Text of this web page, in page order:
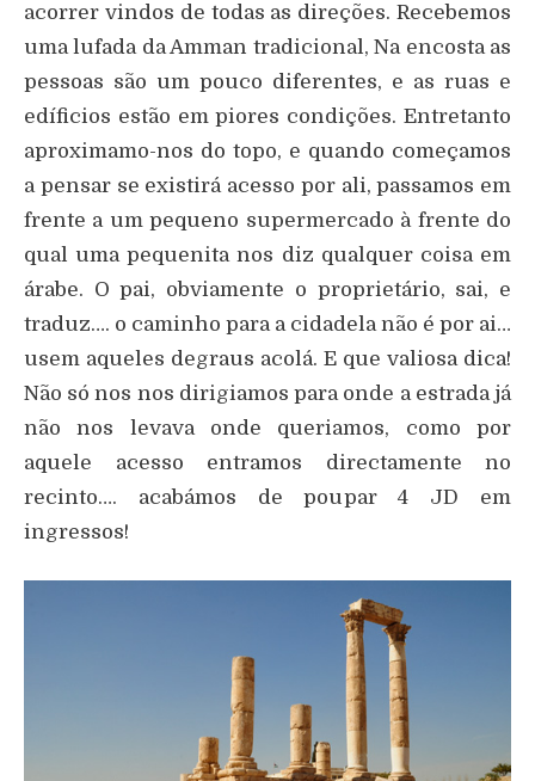
acorrer vindos de todas as direções. Recebemos
uma lufada da Amman tradicional, Na encosta as
pessoas são um pouco diferentes, e as ruas e
edíficios estão em piores condições. Entretanto
aproximamo-nos do topo, e quando começamos
a pensar se existirá acesso por ali, passamos em
frente a um pequeno supermercado à frente do
qual uma pequenita nos diz qualquer coisa em
árabe. O pai, obviamente o proprietário, sai, e
traduz…. o caminho para a cidadela não é por ai…
usem aqueles degraus acolá. E que valiosa dica!
Não só nos nos dirigiamos para onde a estrada já
não nos levava onde queriamos, como por
aquele acesso entramos directamente no
recinto…. acabámos de poupar 4 JD em
ingressos!